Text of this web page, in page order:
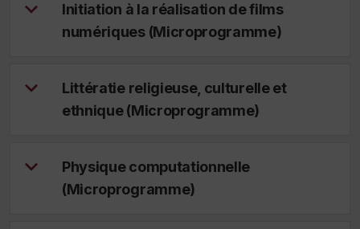
Initiation à la réalisation de films
numériques (Microprogramme)
Littératie religieuse, culturelle et
ethnique (Microprogramme)
Physique computationnelle
(Microprogramme)